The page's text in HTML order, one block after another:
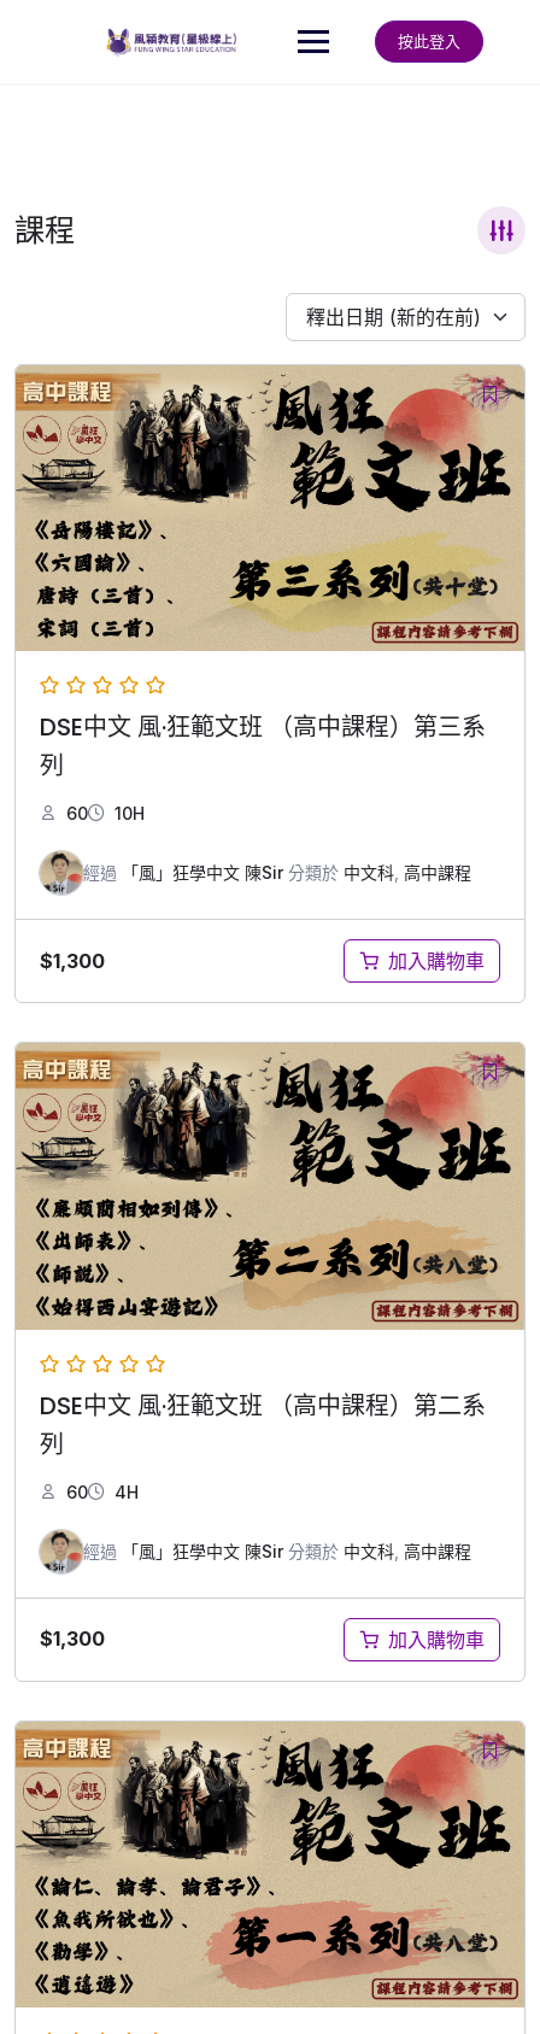
按此登入
課程
釋出日期 (新的在前)
DSE中文 風·狂範文班 （高中課程）第三系
列
60 10H
經過 「風」狂學中文 陳Sir分類於 中文科 高中課程
$1,300 加入購物車
DSE中文 風·狂範文班 （高中課程）第二系
列
60 4H
經過 「風」狂學中文 陳Sir分類於 中文科 高中課程
$1,300 加入購物車